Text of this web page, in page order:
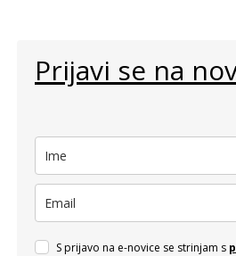
Prijavi se na
S prijavo na e-novice se strinjam s